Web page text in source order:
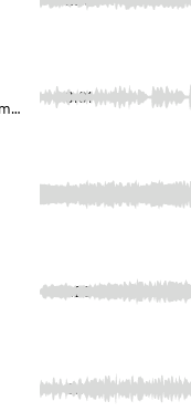
Barrie Gledden | Tim Reilly | Steve Dymond | Jason Pedder 3:31
2:20
2:18